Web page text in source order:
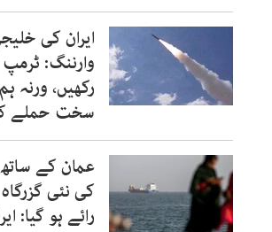
ایران کی
وارننگ: ٹرمپ
رکھیں، ورنہ
سخت حملے
عمان کے ساتھ
کی نئی
رائے ہو گیا: